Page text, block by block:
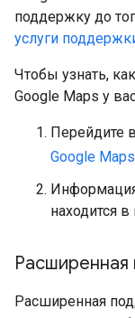
поддержку до
услуги
Чтобы узнать,
Google Maps у
Перейдите в
Google
находится
Расширенная